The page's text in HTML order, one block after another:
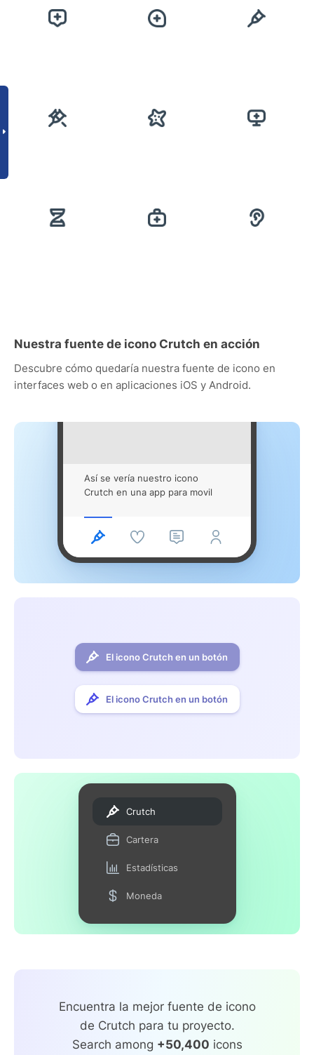
Nuestra fuente de icono Crutch en acción
Descubre cómo quedaría nuestra fuente de icono en
interfaces web o en aplicaciones iOS y Android.
Así se vería nuestro icono
Crutch en una app para movil
El icono Crutch en un botón
El icono Crutch en un botón
Crutch
Cartera
Estadísticas
Moneda
Encuentra la mejor fuente de icono
de Crutch para tu proyecto.
Search among +50,400 icons